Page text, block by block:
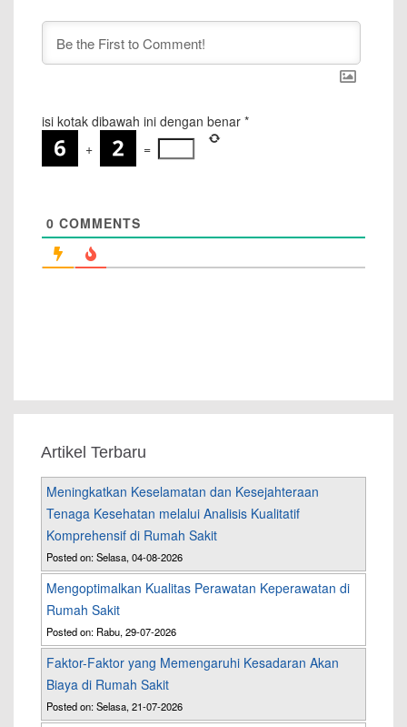
isi kotak dibawah ini dengan benar *
+
=
0 COMMENTS
Artikel Terbaru
Meningkatkan Keselamatan dan Kesejahteraan
Tenaga Kesehatan melalui Analisis Kualitatif
Komprehensif di Rumah Sakit
Posted on: Selasa, 04-08-2026
Mengoptimalkan Kualitas Perawatan Keperawatan di
Rumah Sakit
Posted on: Rabu, 29-07-2026
Faktor-Faktor yang Memengaruhi Kesadaran Akan
Biaya di Rumah Sakit
Posted on: Selasa, 21-07-2026